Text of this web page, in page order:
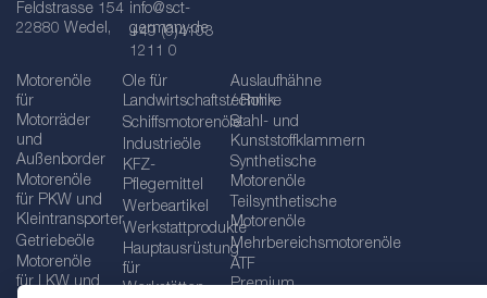
Feldstrasse 154
22880 Wedel,
info@sct-
germany.de
+49 (0)4103
1211 0
Motorenöle
für
Motorräder
und
Außenborder
Motorenöle
für PKW und
Kleintransporter
Getriebeöle
Motorenöle
für LKW und
Öle für
Landwirtschaftstechnik
Schiffsmotorenöle
Industrieöle
KFZ-
Pflegemittel
Werbeartikel
Werkstattprodukte
Hauptausrüstung
für
Werkstätten
Auslaufhähne
/ Rohre
Stahl- und
Kunststoffklammern
Synthetische
Motorenöle
Teilsynthetische
Motorenöle
Mehrbereichsmotorenöle
ATF
Premium